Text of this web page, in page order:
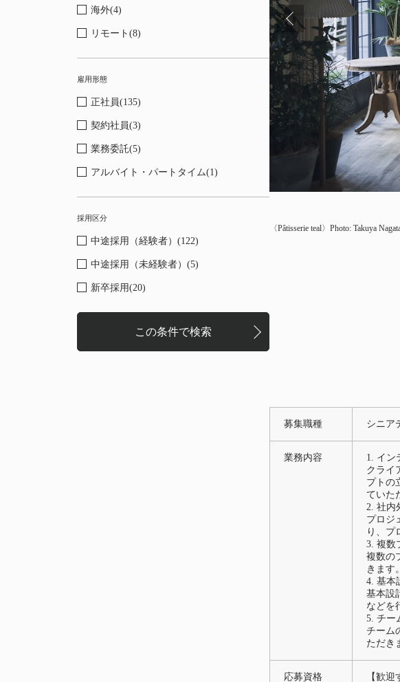
〈Pâtisserie teal〉Photo: Takuya
〈S.Weil by HOTEL NEW GRAND〉
〈LaLa arena TOKYO-BAY〉Photo:
〈MOO〉Photo: Takuya Nagata
〈NOMURA SHOTEN〉Photo:
〈Shibuya Sakuragaoka Beer Hall〉
〈BANK〉Photo: Takuya Nagata
〈NEUK〉Photo: Takuya Nagata
〈Shinjyukugyoenfront〉Photo: Kudo
〈Rheos Capital Works | Head Office
募集職種 シニア
業務内容
1. イン
クライ
プトの
ていた
2. 社内
プロジ
り、プ
3. 複数
複数の
きます。
4. 基本
基本設
などを
5. チー
チーム
ただき
応募資格 【歓迎
海外(4)
リモート(8)
雇用形態
正社員(135)
契約社員(3)
業務委託(5)
アルバイト・パートタイム(1)
採用区分
中途採用（経験者）(122)
中途採用（未経験者）(5)
新卒採用(20)